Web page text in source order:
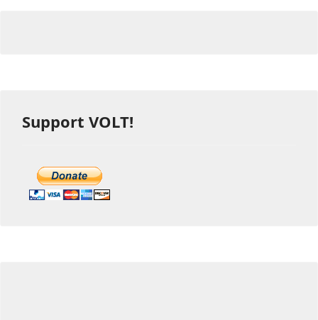
Support VOLT!